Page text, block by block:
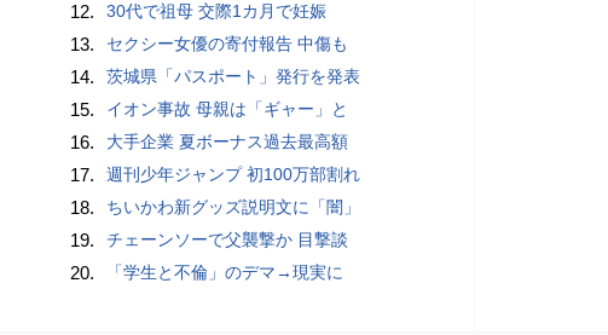
12. 30代で祖母 交際1カ月で妊娠
13. セクシー女優の寄付報告 中傷も
14. 茨城県「パスポート」発行を発表
15. イオン事故 母親は「ギャー」と
16. 大手企業 夏ボーナス過去最高額
17. 週刊少年ジャンプ 初100万部割れ
18. ちいかわ新グッズ説明文に「闇」
19. チェーンソーで父襲撃か 目撃談
20. 「学生と不倫」のデマ→現実に